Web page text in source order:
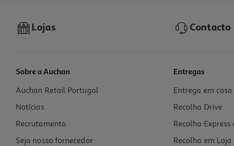
Lojas Contacto
Sobre a Auchan
Auchan Retail Portugal
Notícias
Recrutamento
Seja nosso fornecedor
Entregas
Entrega em casa
Recolha Drive
Recolha Express
Recolha em Loja